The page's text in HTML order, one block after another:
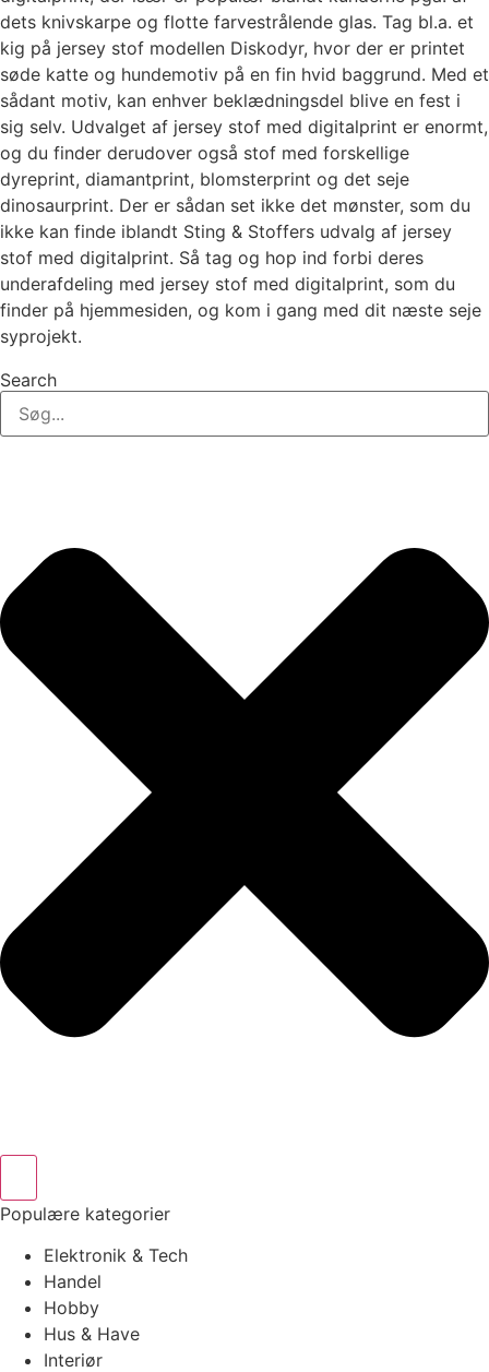
dets knivskarpe og flotte farvestrålende glas. Tag bl.a. et
kig på jersey stof modellen Diskodyr, hvor der er printet
søde katte og hundemotiv på en fin hvid baggrund. Med et
sådant motiv, kan enhver beklædningsdel blive en fest i
sig selv. Udvalget af jersey stof med digitalprint er enormt,
og du finder derudover også stof med forskellige
dyreprint, diamantprint, blomsterprint og det seje
dinosaurprint. Der er sådan set ikke det mønster, som du
ikke kan finde iblandt Sting & Stoffers udvalg af jersey
stof med digitalprint. Så tag og hop ind forbi deres
underafdeling med jersey stof med digitalprint, som du
finder på hjemmesiden, og kom i gang med dit næste seje
syprojekt.
Search
Populære kategorier
Elektronik & Tech
Handel
Hobby
Hus & Have
Interiør